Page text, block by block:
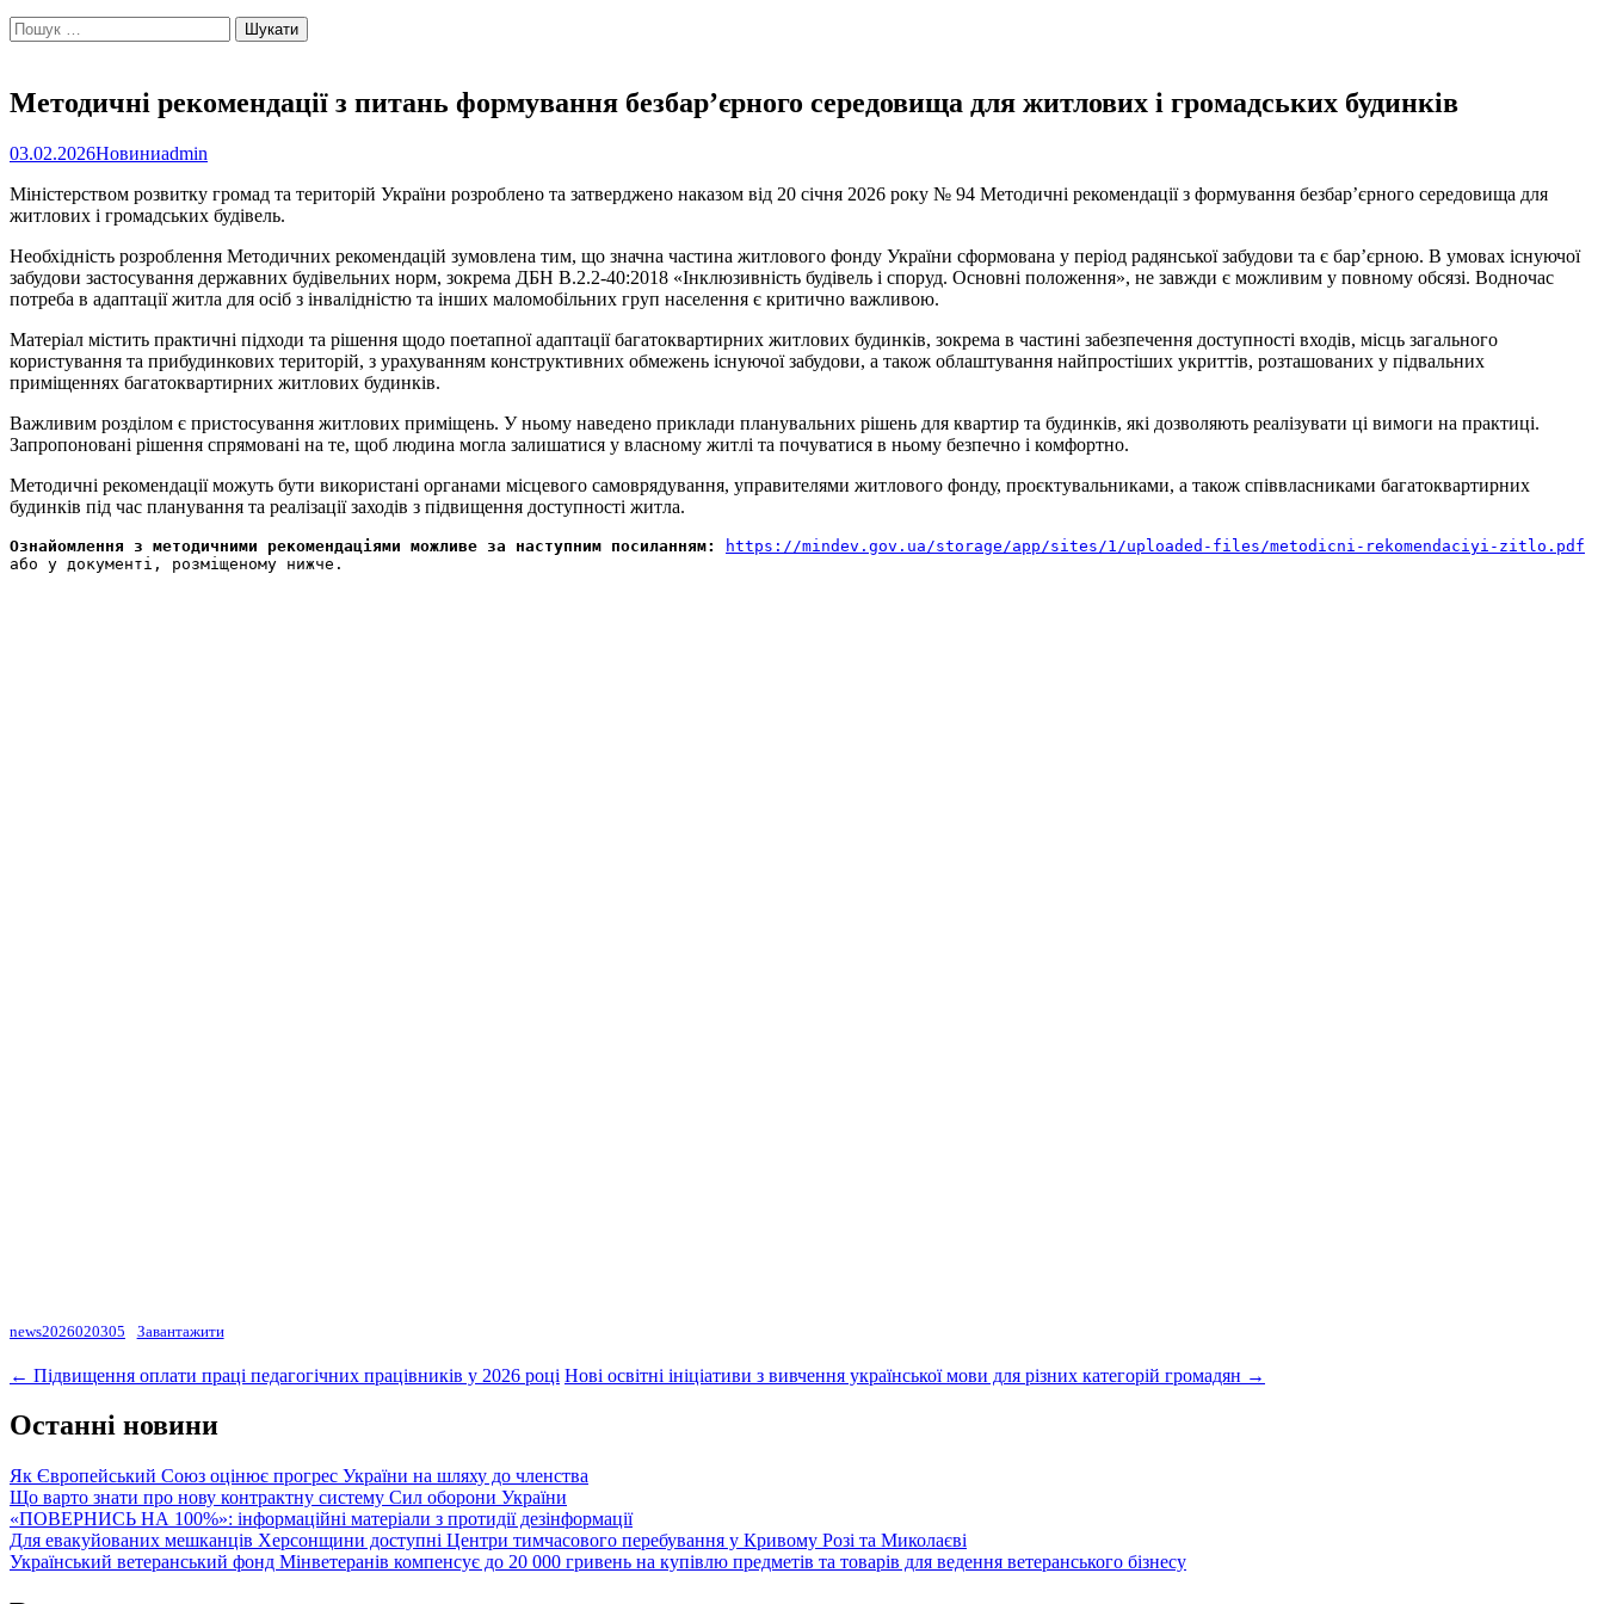
Пошук:
Методичні рекомендації з питань формування безбар’єрного середовища для житлових і громадських будинків
03.02.2026Новиниadmin
Міністерством розвитку громад та територій України розроблено та затверджено наказом від 20 січня 2026 року № 94 Методичні рекомендації з формування безбар’єрного середовища для
житлових і громадських будівель.
Необхідність розроблення Методичних рекомендацій зумовлена тим, що значна частина житлового фонду України сформована у період радянської забудови та є бар’єрною. В умовах існуючої
забудови застосування державних будівельних норм, зокрема ДБН В.2.2-40:2018 «Інклюзивність будівель і споруд. Основні положення», не завжди є можливим у повному обсязі. Водночас
потреба в адаптації житла для осіб з інвалідністю та інших маломобільних груп населення є критично важливою.
Матеріал містить практичні підходи та рішення щодо поетапної адаптації багатоквартирних житлових будинків, зокрема в частині забезпечення доступності входів, місць загального
користування та прибудинкових територій, з урахуванням конструктивних обмежень існуючої забудови, а також облаштування найпростіших укриттів, розташованих у підвальних
приміщеннях багатоквартирних житлових будинків.
Важливим розділом є пристосування житлових приміщень. У ньому наведено приклади планувальних рішень для квартир та будинків, які дозволяють реалізувати ці вимоги на практиці.
Запропоновані рішення спрямовані на те, щоб людина могла залишатися у власному житлі та почуватися в ньому безпечно і комфортно.
Методичні рекомендації можуть бути використані органами місцевого самоврядування, управителями житлового фонду, проєктувальниками, а також співвласниками багатоквартирних
будинків під час планування та реалізації заходів з підвищення доступності житла.
Ознайомлення з методичними рекомендаціями можливе за наступним посиланням:
https://mindev.gov.ua/storage/app/sites/1/uploaded-files/metodicni-rekomendaciyi-zitlo.pdf
або у документі, розміщеному нижче.
news2026020305 Завантажити
Post
navigation
← Підвищення оплати праці педагогічних працівників у 2026 році Нові освітні ініціативи з вивчення української мови для різних категорій громадян →
Останні новини
Як Європейський Союз оцінює прогрес України на шляху до членства
Що варто знати про нову контрактну систему Сил оборони України
«ПОВЕРНИСЬ НА 100%»: інформаційні матеріали з протидії дезінформації
Для евакуйованих мешканців Херсонщини доступні Центри тимчасового перебування у Кривому Розі та Миколаєві
Український ветеранський фонд Мінветеранів компенсує до 20 000 гривень на купівлю предметів та товарів для ведення ветеранського бізнесу